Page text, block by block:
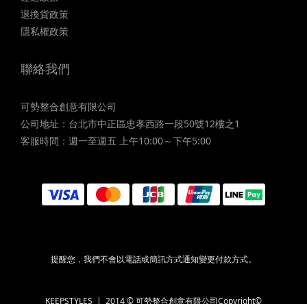
退換貨政策
隱私權政策
聯絡我們
可勢整合創意有限公司
公司地址：台北市中正區忠孝西路一段50號12樓之1
客服時間：週一至週五 上午10:00～下午5:00
提醒您，我們不會以電話或簡訊方式通知變更付款方式。
KEEPSTYLES | 2014 © 可勢整合創意有限公司Copyright©